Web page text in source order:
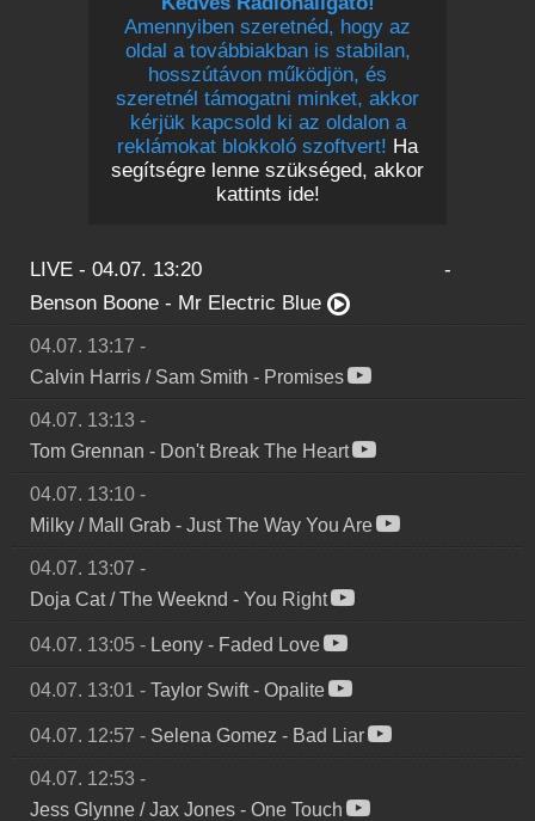
Amennyiben szeretnéd, hogy az
oldal a továbbiakban is stabilan,
hosszútávon működjön, és
szeretnél támogatni minket, akkor
kérjük kapcsold ki az oldalon a
reklámokat blokkoló szoftvert! Ha
segítségre lenne szükséged, akkor
kattints ide!
LIVE - 04.07. 13:20 -
Benson Boone - Mr Electric Blue
04.07. 13:17 -
Calvin Harris / Sam Smith - Promises
04.07. 13:13 -
Tom Grennan - Don't Break The Heart
04.07. 13:10 -
Milky / Mall Grab - Just The Way You Are
04.07. 13:07 -
Doja Cat / The Weeknd - You Right
04.07. 13:05 - Leony - Faded Love
04.07. 13:01 - Taylor Swift- Opalite
04.07. 12:57 - Selena Gomez - Bad Liar
04.07. 12:53 -
Jess Glynne / Jax Jones - One Touch